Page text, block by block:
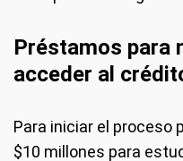
Préstamos para
acceder al
Para iniciar el proceso
$10 millones para